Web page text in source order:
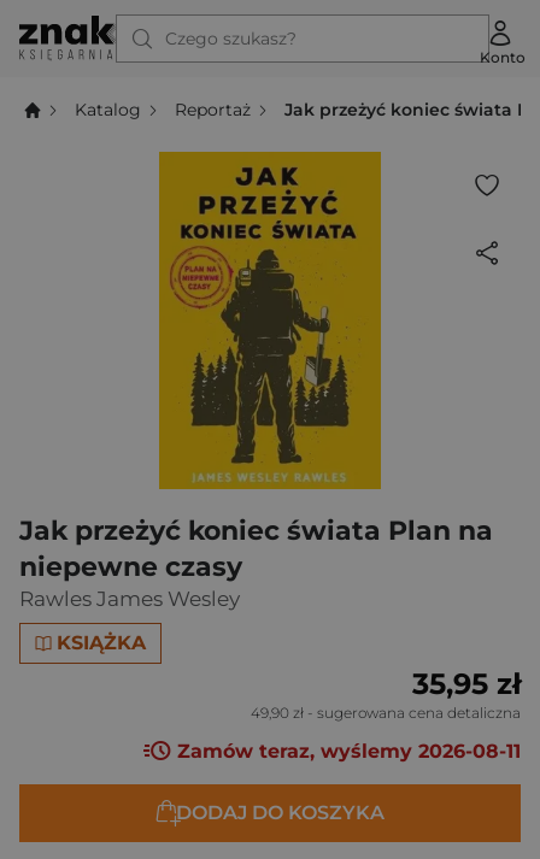
Czego szukasz?
Konto
Katalog Reportaż Jak przeżyć koniec świata
Jak przeżyć koniec świata Plan na
niepewne czasy
Rawles James Wesley
KSIĄŻKA
35,95 zł
49,90 zł - sugerowana cena detaliczna
Zamów teraz, wyślemy 2026-08-11
DODAJ DO KOSZYKA